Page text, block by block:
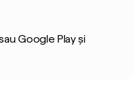
Google Play și